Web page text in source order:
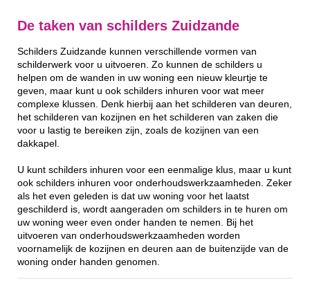
De taken van schilders Zuidzande
Schilders Zuidzande kunnen verschillende vormen van
schilderwerk voor u uitvoeren. Zo kunnen de schilders u
helpen om de wanden in uw woning een nieuw kleurtje te
geven, maar kunt u ook schilders inhuren voor wat meer
complexe klussen. Denk hierbij aan het schilderen van deuren,
het schilderen van kozijnen en het schilderen van zaken die
voor u lastig te bereiken zijn, zoals de kozijnen van een
dakkapel.
U kunt schilders inhuren voor een eenmalige klus, maar u kunt
ook schilders inhuren voor onderhoudswerkzaamheden. Zeker
als het even geleden is dat uw woning voor het laatst
geschilderd is, wordt aangeraden om schilders in te huren om
uw woning weer even onder handen te nemen. Bij het
uitvoeren van onderhoudswerkzaamheden worden
voornamelijk de kozijnen en deuren aan de buitenzijde van de
woning onder handen genomen.